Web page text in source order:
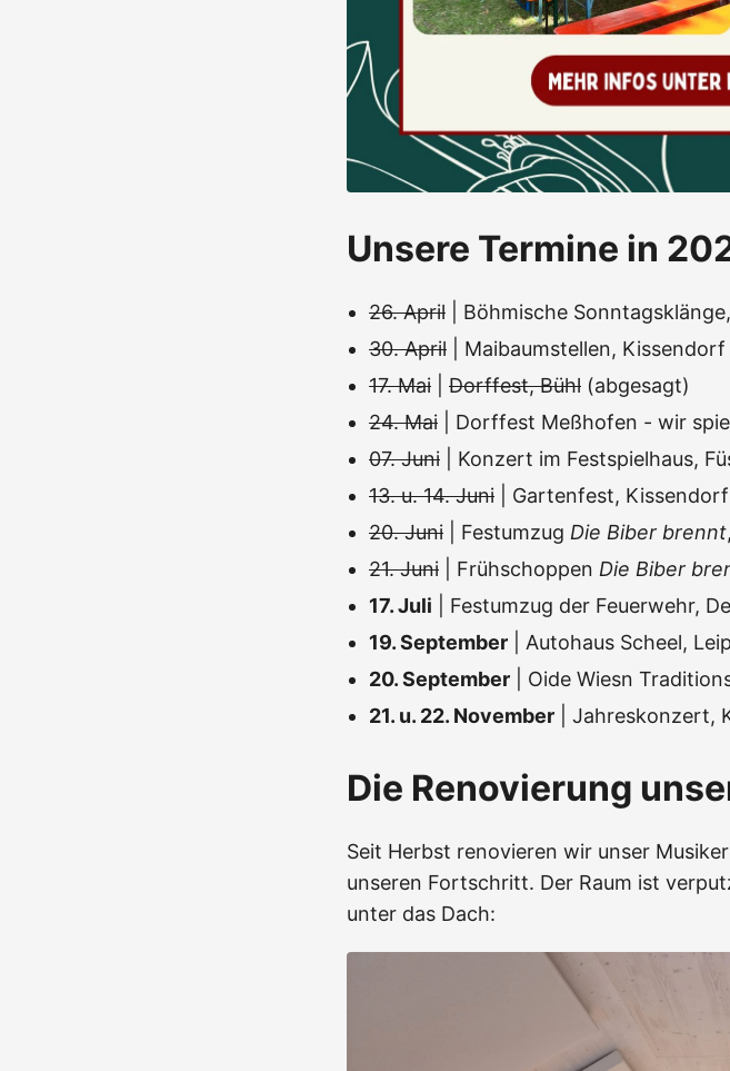
Unsere Termine in
26. April | Böhmische
30. April | Maibaumstellen, Kissendorf
17. Mai
Dorffest, Bühl (abgesagt)
24. Mai | Dorffest Meßhofen - wir
07. Juni | Konzert im Festspielhaus,
13. u. 14. Juni | Gartenfest, Kissendorf
20. Juni | Festumzug Die Biber brennt
21. Juni | Frühschoppen Die Biber
17. Juli | Festumzug der Feuerwehr,
19. September | Autohaus Scheel,
20. September | Oide Wiesn
21. u. 22. November | Jahreskonzert,
Die Renovierung
Seit Herbst renovieren wir unser
unseren Fortschritt. Der Raum ist
unter das Dach: